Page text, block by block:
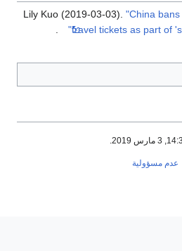
Lily Kuo (2019-03-03)."China
travel tickets as part of
عدم مسؤولية